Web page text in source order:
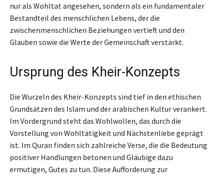
nur als Wohltat angesehen, sondern als ein fundamentaler
Bestandteil des menschlichen Lebens, der die
zwischenmenschlichen Beziehungen vertieft und den
Glauben sowie die Werte der Gemeinschaft verstärkt.
Ursprung des Kheir-Konzepts
Die Wurzeln des Kheir-Konzepts sind tief in den ethischen
Grundsätzen des Islam und der arabischen Kultur verankert.
Im Vordergrund steht das Wohlwollen, das durch die
Vorstellung von Wohltätigkeit und Nächstenliebe geprägt
ist. Im Quran finden sich zahlreiche Verse, die die Bedeutung
positiver Handlungen betonen und Gläubige dazu
ermutigen, Gutes zu tun. Diese Aufforderung zur